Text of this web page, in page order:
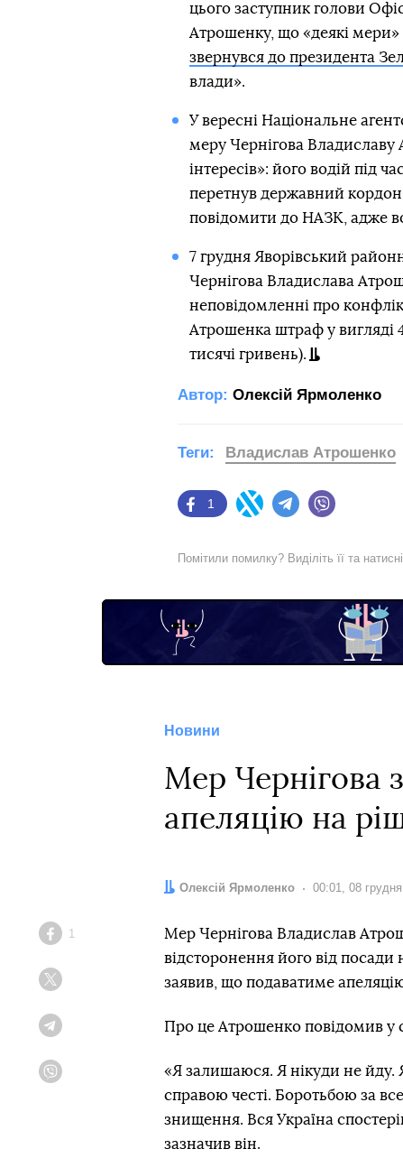
цього заступник голови
Атрошенку, що «деякі мери»
звернувся до президента
влади».
У вересні Національне
меру Чернігова Владиславу
інтересів»: його водій під
перетнув державний
повідомити до НАЗК, адже
7 грудня Яворівський
Чернігова Владислава
неповідомленні про
Атрошенка штраф у вигляді
тисячі гривень).
Автор: Олексій Ярмоленко
Facebook
1
Twitter Telegram
Теги: Владислав Атрошенко
Помітили помилку? Виділіть її та
Новини
Мер Чернігова
апеляцію на
Автор:
Олексій Ярмоленко Дата:
00:01, 08
Facebook
1
Мер Чернігова Владислав
відсторонення його від посади
заявив, що подаватиме
Про це Атрошенко повідомив у
«Я залишаюся. Я нікуди не йду.
справою честі. Боротьбою за
знищення. Вся Україна
зазначив він.